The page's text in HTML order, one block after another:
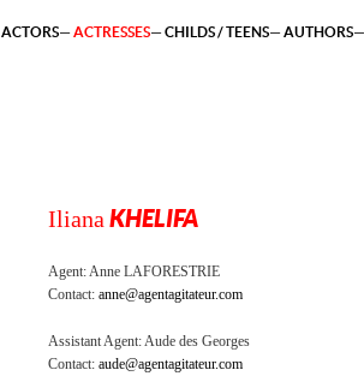
ACTORS ACTRESSES CHILDS / TEENS AUTHORS
Iliana KHELIFA
Agent:Anne LAFORESTRIE
Contact: anne@agentagitateur.com
Assistant Agent:Aude des Georges
Contact: aude@agentagitateur.com